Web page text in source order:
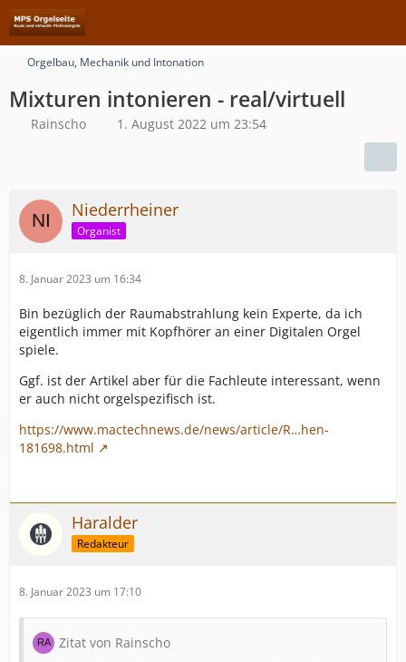
Orgelbau, Mechanik und Intonation
Mixturen intonieren - real/virtuell
Rainscho 1. August 2022 um 23:54
Niederrheiner
Organist
8. Januar 2023 um 16:34
Bin bezüglich der Raumabstrahlung kein Experte, da ich
eigentlich immer mit Kopfhörer an einer Digitalen Orgel
spiele.
Ggf. ist der Artikel aber für die Fachleute interessant, wenn
er auch nicht orgelspezifisch ist.
https://www.mactechnews.de/news/article/R…hen-
181698.html
Haralder
Redakteur
8. Januar 2023 um 17:10
Zitat von Rainscho